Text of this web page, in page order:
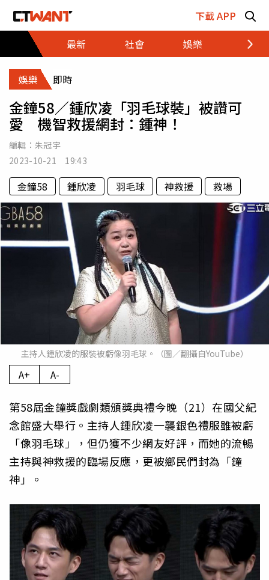
下載 APP
最新
社會 娛樂 財經
娛樂 即時
金鐘58／鍾欣凌「羽毛球裝」被讚可
愛 機智救援網封：鍾神！
編輯： 朱冠宇
2023-10-21 19:43
金鐘58 鍾欣凌 羽毛球 神救援 救場
主持人鍾欣凌的服裝被虧像羽毛球。（圖／翻攝自YouTube）
A+ A-
第58屆金鐘獎戲劇類頒獎典禮今晚（21）在國父紀
念館盛大舉行。主持人鍾欣凌一襲銀色禮服雖被虧
「像羽毛球」，但仍獲不少網友好評，而她的流暢
主持與神救援的臨場反應，更被鄉民們封為「鐘
神」。